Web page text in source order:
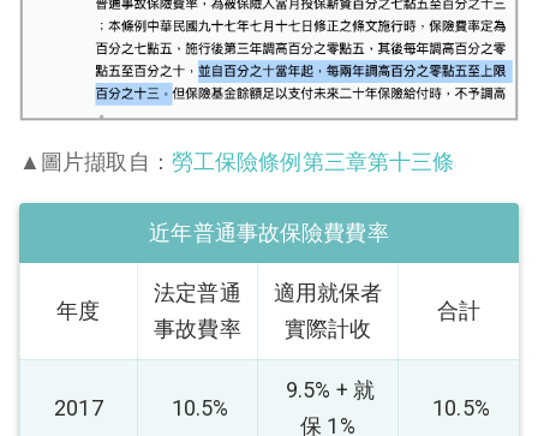
▲圖片擷取自： 勞工保險條例第三章第十三條
近年普通事故保險費費率
年度
法定普通
事故費率
適用就保者
實際計收
合計
2017 10.5%
9.5% + 就
保 1%
10.5%